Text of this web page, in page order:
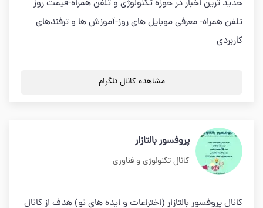
حدید ترین اخبار در حوزه تکنولوژی و تلفن همراه-قیمت روز
تلفن همراه- معرفی موبایل های روز-آموزش ها و ترفندهای
کاربردی
مشاهده کانال تلگرام
پروفسور بالتازار
کانال تکنولوژی و فناوری
کانال پروفسور بالتازار (اختراعات و ایده های نو) هدف از کانال